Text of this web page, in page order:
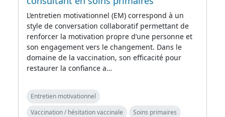
L’entretien motivationnel (EM) correspond à un
style de conversation collaboratif permettant de
renforcer la motivation propre d’une personne et
son engagement vers le changement. Dans le
domaine de la vaccination, son efficacité pour
restaurer la confiance a…
Entretien motivationnel
Vaccination / hésitation vaccinale
Soins primaires